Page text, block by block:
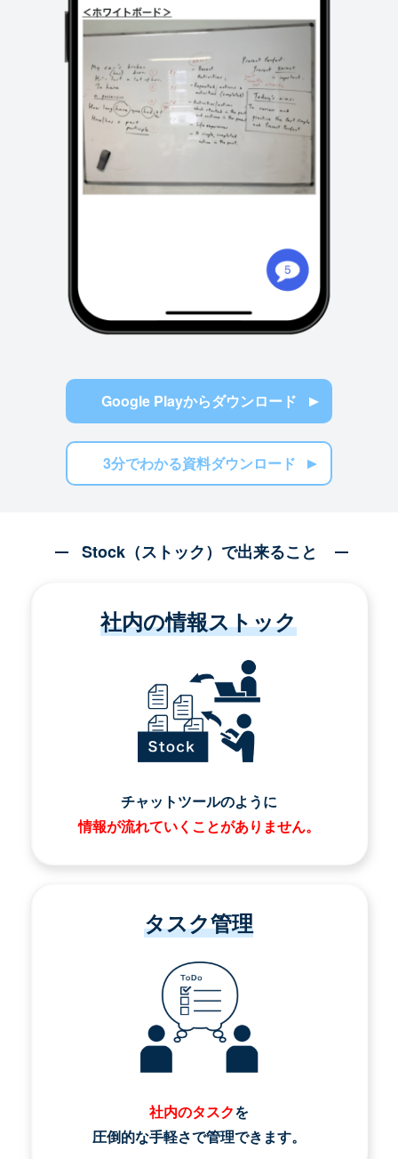
Google Playからダウンロード
3分でわかる資料ダウンロード
Stock（ストック）で出来ること
社内の情報ストック
チャットツールのように
情報が流れていくことがありません。
タスク管理
社内のタスクを
圧倒的な手軽さで管理できます。